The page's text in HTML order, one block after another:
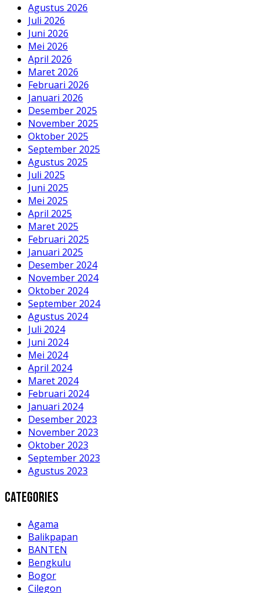
Agustus 2026
Juli 2026
Juni 2026
Mei 2026
April 2026
Maret 2026
Februari 2026
Januari 2026
Desember 2025
November 2025
Oktober 2025
September 2025
Agustus 2025
Juli 2025
Juni 2025
Mei 2025
April 2025
Maret 2025
Februari 2025
Januari 2025
Desember 2024
November 2024
Oktober 2024
September 2024
Agustus 2024
Juli 2024
Juni 2024
Mei 2024
April 2024
Maret 2024
Februari 2024
Januari 2024
Desember 2023
November 2023
Oktober 2023
September 2023
Agustus 2023
Categories
Agama
Balikpapan
BANTEN
Bengkulu
Bogor
Cilegon